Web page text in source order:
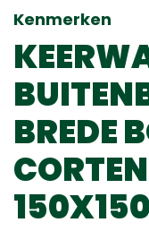
Kenmerken
BREDE